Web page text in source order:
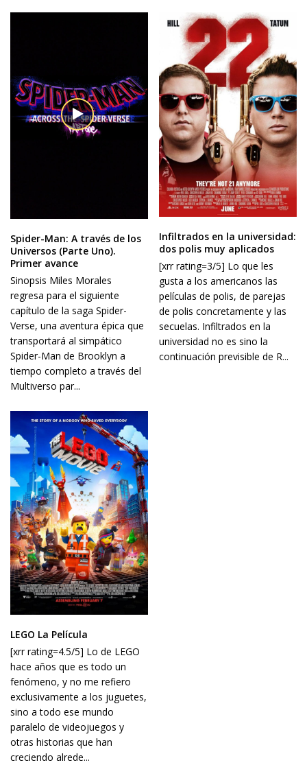
Spider-Man: A través de los
Universos (Parte Uno).
Primer avance
Sinopsis Miles Morales
regresa para el siguiente
capítulo de la saga Spider-
Verse, una aventura épica que
transportará al simpático
Spider-Man de Brooklyn a
tiempo completo a través del
Multiverso par...
Infiltrados en la universidad:
dos polis muy aplicados
[xrr rating=3/5] Lo que les
gusta a los americanos las
películas de polis, de parejas
de polis concretamente y las
secuelas. Infiltrados en la
universidad no es sino la
continuación previsible de R...
LEGO La Película
[xrr rating=4.5/5] Lo de LEGO
hace años que es todo un
fenómeno, y no me refiero
exclusivamente a los juguetes,
sino a todo ese mundo
paralelo de videojuegos y
otras historias que han
creciendo alrede...